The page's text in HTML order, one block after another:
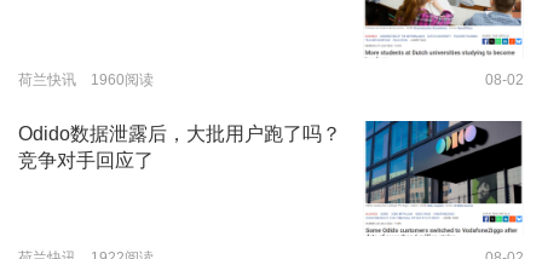
荷兰快讯 1960阅读 08-02
Odido数据泄露后，大批用户跑了吗？
竞争对手回应了